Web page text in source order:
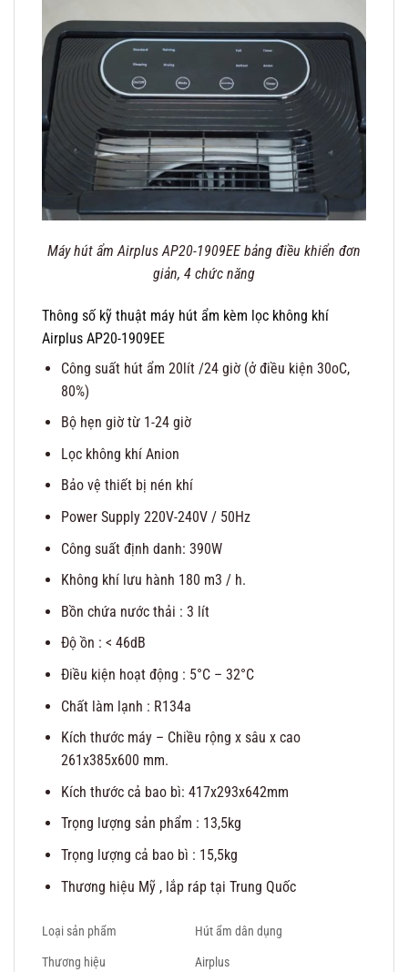
Máy hút ẩm Airplus AP20-1909EE bảng điều khiển đơn
giản, 4 chức năng
Thông số kỹ thuật máy hút ẩm kèm lọc không khí
Airplus AP20-1909EE
Công suất hút ẩm 20lít /24 giờ (ở điều kiện 30oC,
80%)
Bộ hẹn giờ từ 1-24 giờ
Lọc không khí Anion
Bảo vệ thiết bị nén khí
Power Supply 220V-240V / 50Hz
Công suất định danh: 390W
Không khí lưu hành 180 m3 / h.
Bồn chứa nước thải : 3 lít
Độ ồn : < 46dB
Điều kiện hoạt động : 5°C – 32°C
Chất làm lạnh : R134a
Kích thước máy – Chiều rộng x sâu x cao
261x385x600 mm.
Kích thước cả bao bì: 417x293x642mm
Trọng lượng sản phẩm : 13,5kg
Trọng lượng cả bao bì : 15,5kg
Thương hiệu Mỹ , lắp ráp tại Trung Quốc
Loại sản phẩm
Hút ẩm dân dụng
Thương hiệu
Airplus